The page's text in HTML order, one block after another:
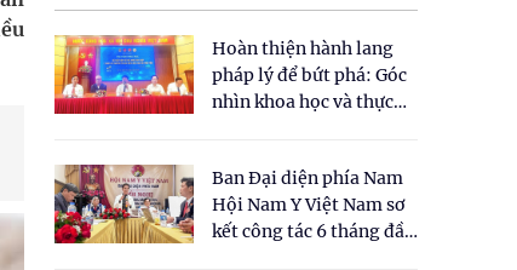
Hoàn thiện hành lang
pháp lý để bứt phá: Góc
nhìn khoa học và thực
cho Luật Y dược cổ
truyền Việt Nam"
Ban Đại diện phía Nam
Hội Nam Y Việt Nam sơ
kết công tác 6 tháng đầu